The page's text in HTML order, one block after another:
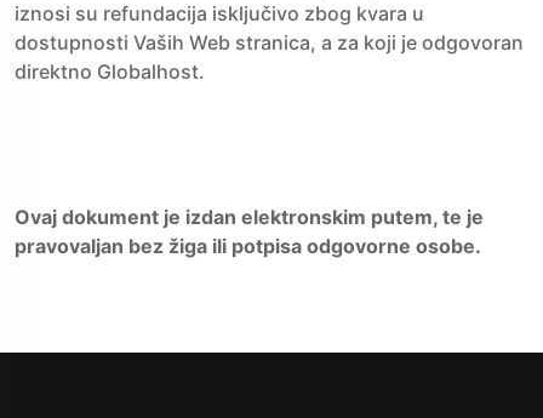
iznosi su refundacija isključivo zbog kvara u
dostupnosti Vaših Web stranica, a za koji je odgovoran
direktno Globalhost.
Ovaj dokument je izdan elektronskim putem, te je
pravovaljan bez žiga ili potpisa odgovorne osobe.